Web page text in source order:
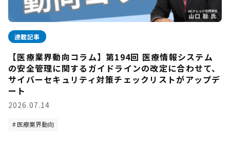
連載記事
【医療業界動向コラム】第194回 医療情報システム
の安全管理に関するガイドラインの改定に合わせて、
サイバーセキュリティ対策チェックリストがアップデ
ート
2026.07.14
医療業界動向